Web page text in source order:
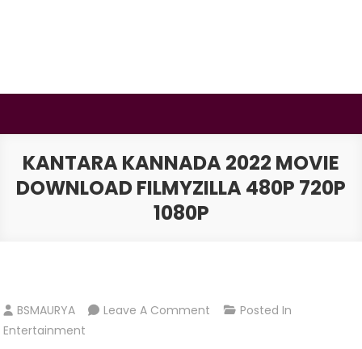
KANTARA KANNADA 2022 MOVIE
DOWNLOAD FILMYZILLA 480P 720P
1080P
BSMAURYA Leave A Comment On
Posted In
Entertainment